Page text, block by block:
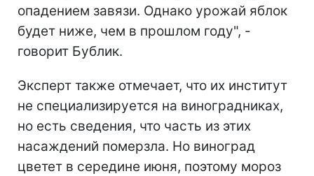
опадением завязи. Однако урожай яблок
будет ниже, чем в прошлом году", -
говорит Бублик.
Эксперт также отмечает, что их институт
не специализируется на виноградниках,
но есть сведения, что часть из этих
насаждений померзла. Но виноград
цветет в середине июня, поэтому мороз